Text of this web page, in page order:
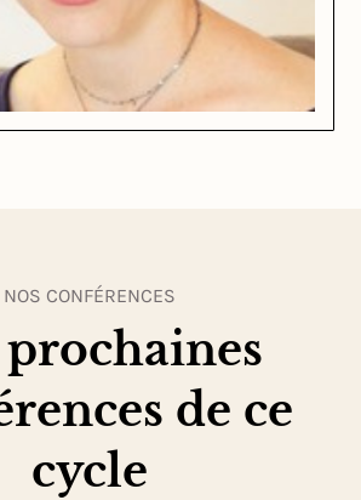
NOS CONFÉRENCES
prochaines
de ce
cycle